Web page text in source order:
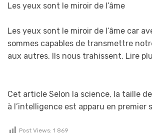
Les yeux sont le miroir de l’âme
Les yeux sont le miroir de l’âme car
sommes capables de transmettre
aux autres. Ils nous trahissent. Lire
Cet article Selon la science, la taille
à l’intelligence est apparu en premier
Post Views: 1 869